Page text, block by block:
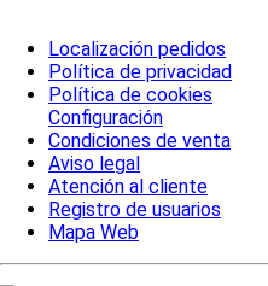
Localización pedidos
Política de privacidad
Política de cookies
Configuración
Condiciones de venta
Aviso legal
Atención al cliente
Registro de usuarios
Mapa Web